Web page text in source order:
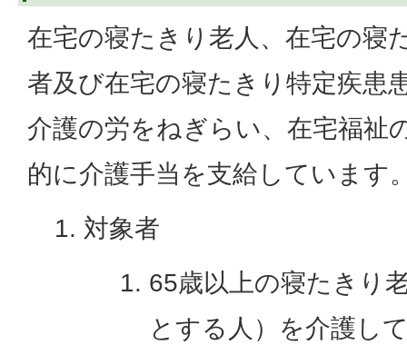
在宅の寝たきり老人、在宅の寝
者及び在宅の寝たきり特定疾患
介護の労をねぎらい、在宅福祉
的に介護手当を支給しています
対象者
65歳以上の寝たきり
とする人）を介護し